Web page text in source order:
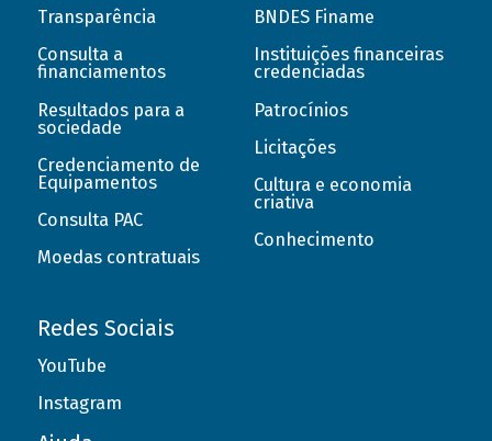
Transparência
Consulta a
financiamentos
Resultados para a
sociedade
Credenciamento de
Equipamentos
Consulta PAC
Moedas contratuais
BNDES Finame
Instituições financeiras
credenciadas
Patrocínios
Licitações
Cultura e economia
criativa
Conhecimento
Redes Sociais
YouTube
Instagram